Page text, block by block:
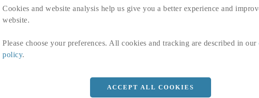
Cookies and website analysis help us give you a better experience and
website.
Please choose your preferences. All cookies and tracking are described in our
policy.
ACCEPT ALL COOKIES
expand_less DIMENSIONER expand_less
Längd
5850 MM